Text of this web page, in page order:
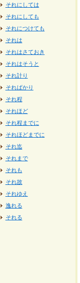
それにしては
それにしても
それにつけても
それは
それはさておき
それはそうと
それ計り
そればかり
それ程
それほど
それ程までに
それほどまでに
それ迄
それまで
それも
それ故
それゆえ
逸れる
それる